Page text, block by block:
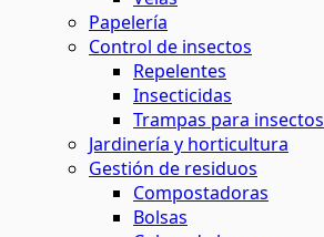
Papelería
Control de insectos
Repelentes
Insecticidas
Trampas para insectos
Jardinería y horticultura
Gestión de residuos
Compostadoras
Bolsas